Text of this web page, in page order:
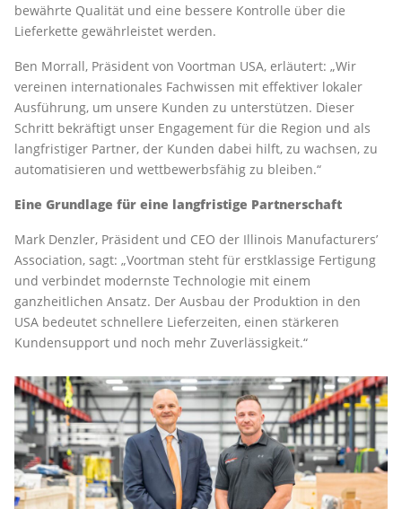
bewährte Qualität und eine bessere Kontrolle über die
Lieferkette gewährleistet werden.
Ben Morrall, Präsident von Voortman USA, erläutert: „Wir
vereinen internationales Fachwissen mit effektiver lokaler
Ausführung, um unsere Kunden zu unterstützen. Dieser
Schritt bekräftigt unser Engagement für die Region und als
langfristiger Partner, der Kunden dabei hilft, zu wachsen, zu
automatisieren und wettbewerbsfähig zu bleiben.“
Eine Grundlage für eine langfristige Partnerschaft
Mark Denzler, Präsident und CEO der Illinois Manufacturers’
Association, sagt: „Voortman steht für erstklassige Fertigung
und verbindet modernste Technologie mit einem
ganzheitlichen Ansatz. Der Ausbau der Produktion in den
USA bedeutet schnellere Lieferzeiten, einen stärkeren
Kundensupport und noch mehr Zuverlässigkeit.“